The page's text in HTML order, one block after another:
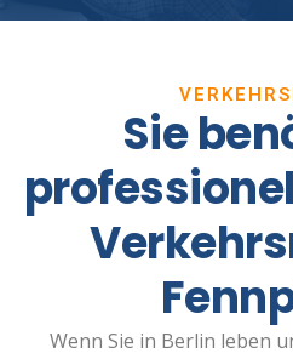
Sie
Wenn Sie in Berlin leben